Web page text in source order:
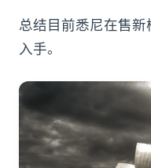
总结目前悉尼在售新
入手。